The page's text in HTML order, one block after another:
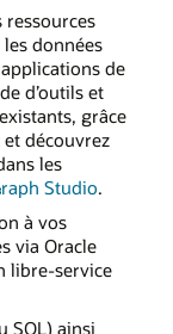
données
de
d’outils et
grâce
découvrez
les
Studio.
à vos
via Oracle
libre-service
SQL) ainsi